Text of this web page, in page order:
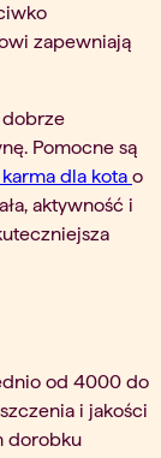
zapewniają
dobrze
Pomocne są
dla kota o
aktywność i
od 4000 do
i jakości
dorobku